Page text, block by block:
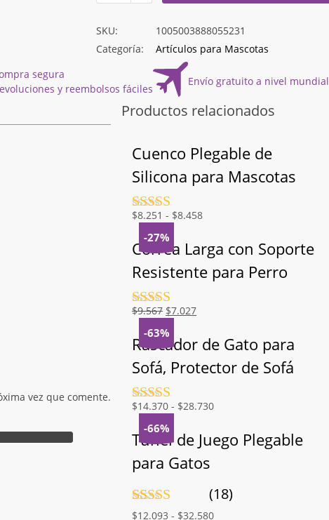
SKU:
1005003888055231
Categoría:
Artículos para Mascotas
segura
y reembolsos fáciles
Envío gratuito a nivel mundial
vez que comente.
Productos relacionados
Cuenco Plegable de
Silicona para Mascotas
Valorado
5
$8.251 - $8.458Rango
precios:
desde
$8.251
-27%
Correa Larga con Soporte
Resistente para Perro
Valorado
5
$9.567 El
original
era:
$9.567.
$7.027El
actual
es:
$7.027.
-63%
Rascador de Gato para
Sofá, Protector de Sofá
Valorado
5
$14.370 - $28.730Rango
precios:
desde
$28.730
-66%
Túnel de Juego Plegable
para Gatos
Valorado
18
(18)
$12.093 - $32.580Rango